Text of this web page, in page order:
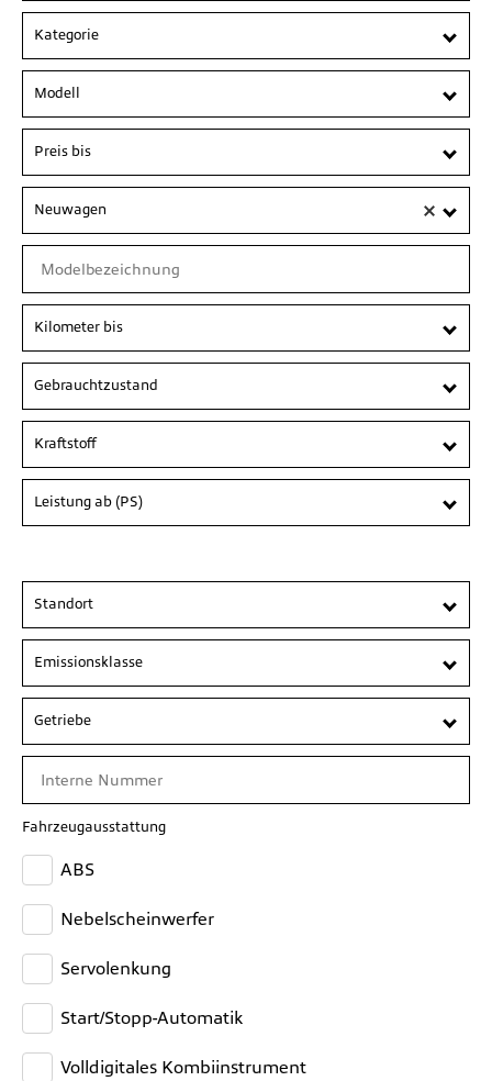
Kategorie
Modell
Preis bis
Neuwagen
Kilometer bis
Gebrauchtzustand
Kraftstoff
Leistung ab (PS)
Standort
Emissionsklasse
Getriebe
Fahrzeugausstattung
ABS
Nebelscheinwerfer
Servolenkung
Start/Stopp-Automatik
Volldigitales Kombiinstrument